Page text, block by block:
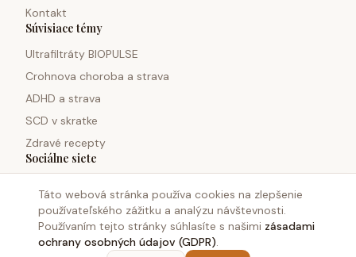
Táto webová stránka používa cookies na zlepšenie
používateľského zážitku a analýzu návštevnosti.
Používaním tejto stránky súhlasíte s našimi zásadami
ochrany osobných údajov (GDPR).
Kontakt
Súvisiace témy
Ultrafiltráty BIOPULSE
Crohnova choroba a strava
ADHD a strava
SCD v skratke
Zdravé recepty
Sociálne siete
©2026Monosacharid.sk. Všetky práva vyhradené.